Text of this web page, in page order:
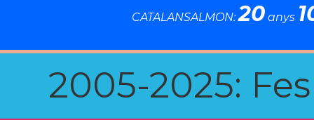
CATALANSALMON:20anys
2005-2025: